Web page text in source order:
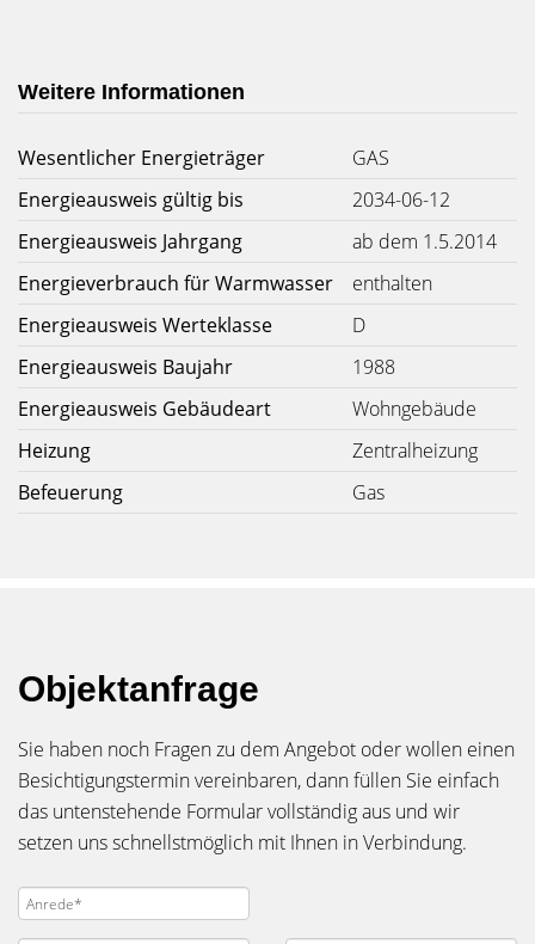
Weitere Informationen
Wesentlicher Energieträger
GAS
Energieausweis gültig bis
2034-06-12
Energieausweis Jahrgang
ab dem 1.5.2014
Energieverbrauch für Warmwasser
enthalten
Energieausweis Werteklasse
D
Energieausweis Baujahr
1988
Energieausweis Gebäudeart
Wohngebäude
Heizung
Zentralheizung
Befeuerung
Gas
Objektanfrage
Sie haben noch Fragen zu dem Angebot oder wollen einen
Besichtigungstermin vereinbaren, dann füllen Sie einfach
das untenstehende Formular vollständig aus und wir
setzen uns schnellstmöglich mit Ihnen in Verbindung.